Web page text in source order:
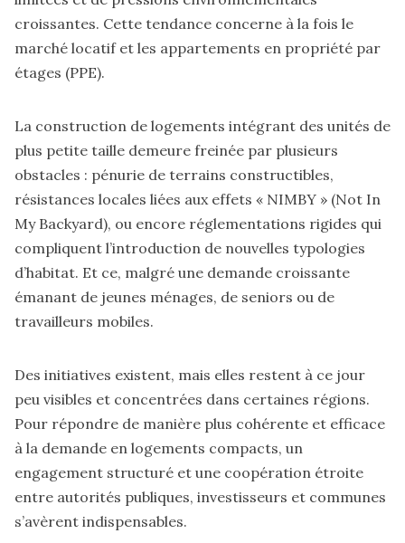
croissantes. Cette tendance concerne à la fois le
marché locatif et les appartements en propriété par
étages (PPE).
La construction de logements intégrant des unités de
plus petite taille demeure freinée par plusieurs
obstacles : pénurie de terrains constructibles,
résistances locales liées aux effets « NIMBY » (Not In
My Backyard), ou encore réglementations rigides qui
compliquent l’introduction de nouvelles typologies
d’habitat. Et ce, malgré une demande croissante
émanant de jeunes ménages, de seniors ou de
travailleurs mobiles.
Des initiatives existent, mais elles restent à ce jour
peu visibles et concentrées dans certaines régions.
Pour répondre de manière plus cohérente et efficace
à la demande en logements compacts, un
engagement structuré et une coopération étroite
entre autorités publiques, investisseurs et communes
s’avèrent indispensables.